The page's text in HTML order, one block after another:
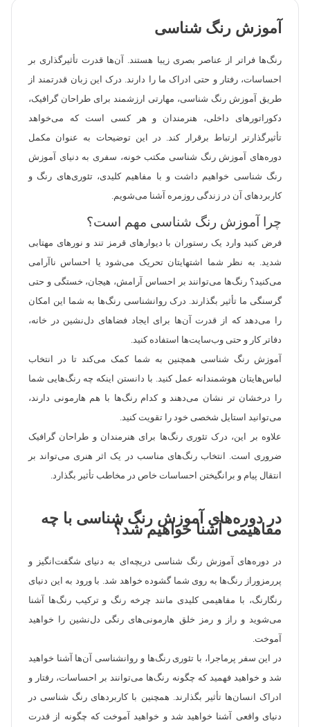
آموزش رنگ شناسی
رنگ‌ها فراتر از عناصر بصری زیبا هستند. آن‌ها قدرت تأثیرگذاری بر
احساسات، رفتار و حتی ادراک ما را دارند. درک این زبان قدرتمند از
طریق آموزش رنگ شناسی، مهارتی ارزشمند برای طراحان گرافیک،
دکوراتورهای داخلی، هنرمندان و هر کسی است که می‌خواهد
تأثیرگذارتر ارتباط برقرار کند. در این توضیحات به عنوان مکمل
دوره‌های آموزش رنگ شناسی مکتب خونه، سفری به دنیای آموزش
رنگ شناسی خواهیم داشت و با مفاهیم کلیدی، تئوری‌های رنگ و
کاربردهای آن در زندگی روزمره آشنا می‌شویم.
چرا آموزش رنگ شناسی مهم است؟
فرض کنید وارد یک رستوران با دیوارهای قرمز تند و نورهای مهتابی
شدید. به نظر شما اشتهایتان تحریک می‌شود یا احساس ناآرامی
می‌کنید؟ رنگ‌ها می‌توانند بر احساس آرامش، هیجان، خستگی و حتی
گرسنگی ما تأثیر بگذارند. درک روانشناسی رنگ‌ها به شما این امکان
را می‌دهد که از قدرت آن‌ها برای ایجاد فضاهای دل‌نشین در خانه،
دفاتر کار و حتی وب‌سایت‌ها استفاده کنید.
آموزش رنگ شناسی همچنین به شما کمک می‌کند تا در انتخاب
لباس‌هایتان هوشمندانه عمل کنید. با دانستن اینکه چه رنگ‌هایی شما
را درخشان تر نشان می‌دهند و کدام رنگ‌ها با هم هارمونی دارند،
می‌توانید استایل شخصی خود را تقویت کنید.
علاوه بر این، درک تئوری رنگ‌ها برای هنرمندان و طراحان گرافیک
ضروری است. انتخاب رنگ‌های مناسب در یک اثر هنری می‌تواند بر
انتقال پیام و برانگیختن احساسات خاص در مخاطب تأثیر بگذارد.
در دوره‌های آموزش رنگ شناسی با چه
مفاهیمی آشنا خواهیم شد؟
در دوره‌های آموزش رنگ شناسی دریچه‌ای به دنیای شگفت‌انگیز و
پررمزوراز رنگ‌ها به روی شما گشوده خواهد شد. با ورود به این دنیای
رنگارنگ، با مفاهیمی کلیدی مانند چرخه رنگ و ترکیب رنگ‌ها آشنا
می‌شوید و راز و رمز خلق هارمونی‌های رنگی دل‌نشین را خواهید
آموخت.
در این سفر پرماجرا، با تئوری رنگ‌ها و روانشناسی آن‌ها آشنا خواهید
شد و خواهید فهمید که چگونه رنگ‌ها می‌توانند بر احساسات، رفتار و
ادراک انسان‌ها تأثیر بگذارند. همچنین با کاربردهای رنگ شناسی در
دنیای واقعی آشنا خواهید شد و خواهید آموخت که چگونه از قدرت